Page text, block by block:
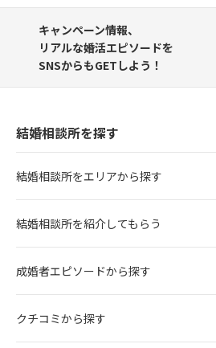
キャンペーン情報、
リアルな婚活エピソードを
SNSからもGETしよう！
結婚相談所を探す
結婚相談所をエリアから探す
結婚相談所を紹介してもらう
成婚者エピソードから探す
クチコミから探す